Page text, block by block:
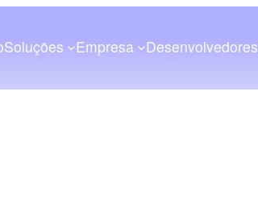
Soluções Empresa Desenvolvedores